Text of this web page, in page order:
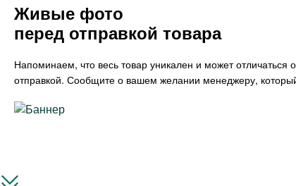
Живые фото
перед отправкой товара
Напоминаем, что весь товар уникален и может
отправкой. Сообщите о вашем желании менеджеру,